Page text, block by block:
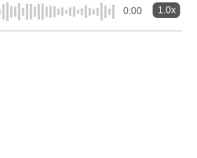
0:00 1.0x